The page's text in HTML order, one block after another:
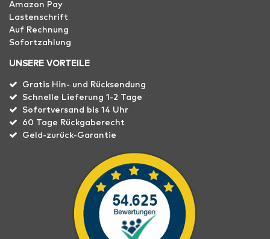
Amazon Pay
Lastenschrift
Auf Rechnung
Sofortzahlung
UNSERE VORTEILE
Gratis Hin- und Rücksendung
Schnelle Lieferung 1-2 Tage
Sofortversand bis 14 Uhr
60 Tage Rückgaberecht
Geld-zurück-Garantie